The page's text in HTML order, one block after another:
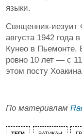
языки.
Священник-иезуит
августа 1942 года
Кунео в Пьемонте.
ровно 10 лет — с
этом посту
По материалам